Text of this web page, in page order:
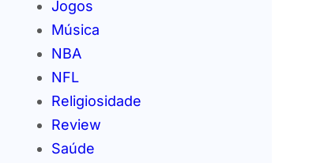
Jogos
Música
NBA
NFL
Religiosidade
Review
Saúde